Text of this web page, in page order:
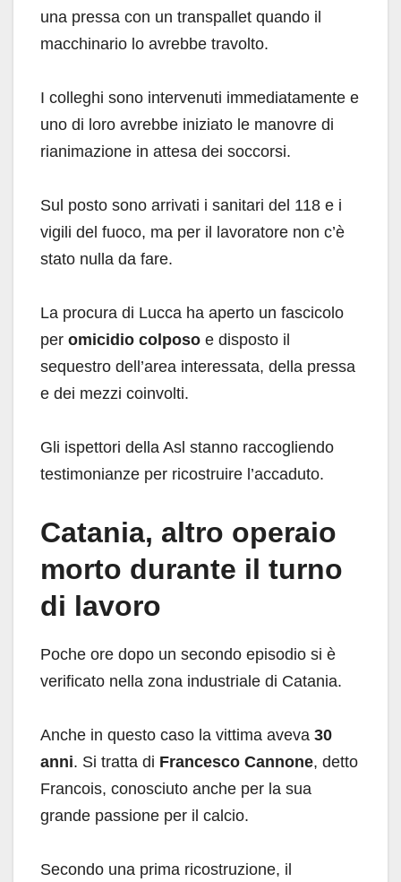
una pressa con un transpallet quando il
macchinario lo avrebbe travolto.
I colleghi sono intervenuti immediatamente e
uno di loro avrebbe iniziato le manovre di
rianimazione in attesa dei soccorsi.
Sul posto sono arrivati i sanitari del 118 e i
vigili del fuoco, ma per il lavoratore non c’è
stato nulla da fare.
La procura di Lucca ha aperto un fascicolo
per omicidio colposo e disposto il
sequestro dell’area interessata, della pressa
e dei mezzi coinvolti.
Gli ispettori della Asl stanno raccogliendo
testimonianze per ricostruire l’accaduto.
Catania, altro operaio
morto durante il turno
di lavoro
Poche ore dopo un secondo episodio si è
verificato nella zona industriale di Catania.
Anche in questo caso la vittima aveva 30
anni. Si tratta di Francesco Cannone, detto
Francois, conosciuto anche per la sua
grande passione per il calcio.
Secondo una prima ricostruzione, il